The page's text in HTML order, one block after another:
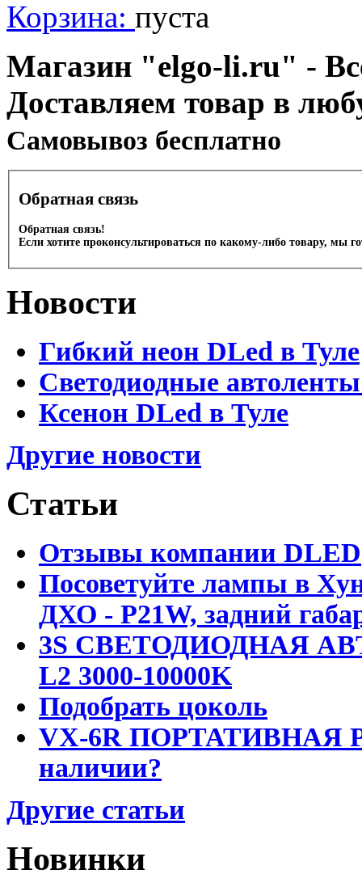
Корзина: пуста
Магазин "elgo-li.ru" -
Доставляем товар в
Cамовывоз бесплатно
Обратная связь
Обратная связь!
Если хотите проконсультироваться по какому-либо товару, мы
Новости
Гибкий неон DLed в Туле
Светодиодные
Ксенон DLed в Туле
Другие новости
Статьи
Отзывы компании DLED
Посоветуйте лампы в
ДХО - P21W, задний
3S СВЕТОДИОДНАЯ
L2 3000-10000K
Подобрать цоколь
VX-6R ПОРТАТИВНАЯ
наличии?
Другие статьи
Новинки